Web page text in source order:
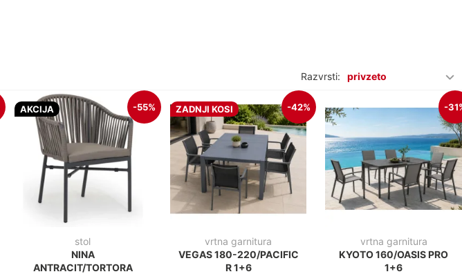
Razvrsti: privzeto
AKCIJA -55%
stol
NINA
ANTRACIT/TORTORA
ZADNJI KOSI -42%
vrtna garnitura
VEGAS 180-220/PACIFIC
R 1+6
-
vrtna garnitura
KYOTO 160/OASIS PRO
1+6